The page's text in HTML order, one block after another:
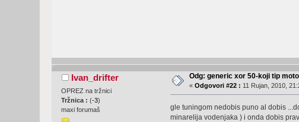
Ivan_drifter
OPREZ na tržnici
Tržnica :(-3)
maxi forumaš
Odg: generic xor 50-koji tip
«Odgovori #22 : 11 Rujan, 2010,
gle tuningom nedobis puno al dobis
minarelija vodenjaka ) i onda dobis